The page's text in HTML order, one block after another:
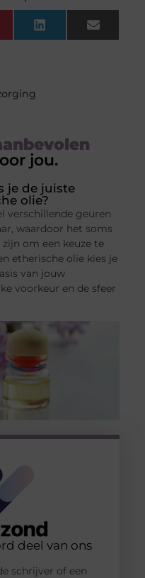
LinkedInEmail
jou.
je de juiste
olie?
verschillende geuren
waardoor het soms
om een keuze te
etherische olie kies je
van jouw
voorkeur en de sfeer
deel van ons
schrijver of een